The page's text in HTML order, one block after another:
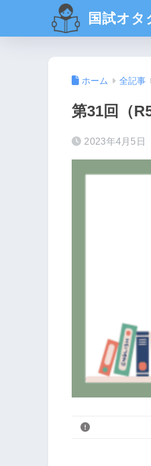
国試オタ
ホーム 全記事
第31回（
2023年4月5日